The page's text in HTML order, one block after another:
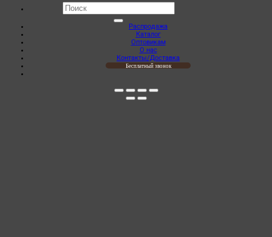
Искать:
Распродажа
Каталог
Оптовикам
О нас
Контакты/Доставка
Бесплатный звонок